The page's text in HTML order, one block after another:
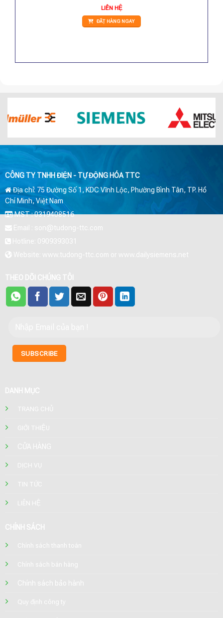
LIÊN HỆ
ĐẶT HÀNG NGAY
CÔNG TY TNHH ĐIỆN - TỰ ĐỘNG HÓA TTC
Địa chỉ: 75 Đường Số 1, KDC Vĩnh Lộc, Phường Bình Tân, TP. Hồ
Chí Minh, Việt Nam
MST : 0319408516
Email : son@tudong-ttc.com
Hotline: 0909393031
Website: www.tudong-ttc.com or www.dailysiemens.net
THEO DÕI CHÚNG TÔI
DANH MỤC
TRANG CHỦ
GIỚI THIỆU
CỬA HÀNG
DỊCH VỤ
TIN TỨC
LIÊN HỆ
CHÍNH SÁCH
Chính sách thanh toán
Chính sách bán hàng
Chính sách bảo hành
Quy định công ty